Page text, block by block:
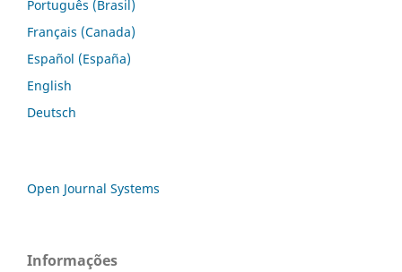
Português (Brasil)
Français (Canada)
Español (España)
English
Deutsch
Open Journal Systems
Informações